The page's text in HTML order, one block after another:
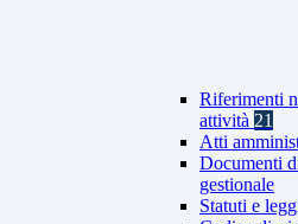
Riferimenti
attività 21
Atti
Documenti
gestionale
Statuti e